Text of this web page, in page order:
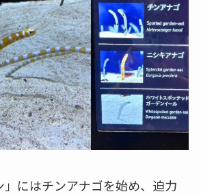
」にはチンアナゴを始め、迫力